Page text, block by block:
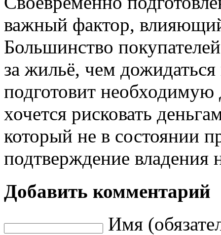
важный фактор,
Большинство
за жильё, чем дожидаться
подготовит
хочется рисковать
который не в состоянии
подтверждение
Добавить комментарий
Имя